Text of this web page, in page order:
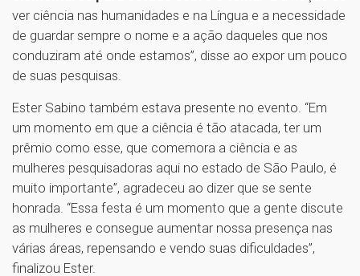
ver ciência nas humanidades e na Língua e a necessidade
de guardar sempre o nome e a ação daqueles que nos
conduziram até onde estamos”, disse ao expor um pouco
de suas pesquisas.
Ester Sabino também estava presente no evento. “Em
um momento em que a ciência é tão atacada, ter um
prêmio como esse, que comemora a ciência e as
mulheres pesquisadoras aqui no estado de São Paulo, é
muito importante”, agradeceu ao dizer que se sente
honrada. “Essa festa é um momento que a gente discute
as mulheres e consegue aumentar nossa presença nas
várias áreas, repensando e vendo suas dificuldades”,
finalizou Ester.